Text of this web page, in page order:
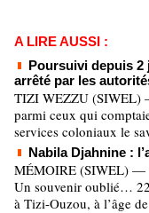
A LIRE AUSSI :
Poursuivi depuis 2
arrêté par les
TIZI WEZZU (SIWEL)
parmi ceux qui
services coloniaux le
Nabila Djahnine :
MÉMOIRE (SIWEL) —
Un souvenir oublié… 22
à Tizi-Ouzou, à l’âge